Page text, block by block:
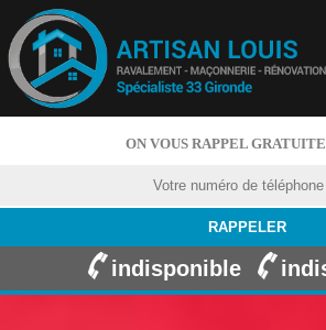
ON VOUS RAPPEL
indisponible